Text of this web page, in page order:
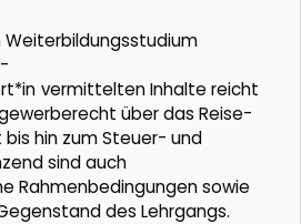
Weiterbildungsstudium
vermittelten Inhalte reicht
über das Reise-
hin zum Steuer- und
sind auch
Rahmenbedingungen sowie
des Lehrgangs.